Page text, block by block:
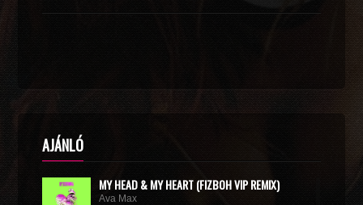
AJÁNLÓ
MY HEAD & MY HEART (FIZBOH VIP REMIX)
Ava Max